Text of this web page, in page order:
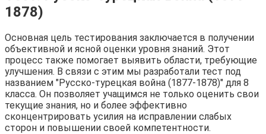
1878)
Основная цель тестирования заключается в получении
объективной и ясной оценки уровня знаний. Этот
процесс также помогает выявить области, требующие
улучшения. В связи с этим мы разработали тест под
названием "Русско-турецкая война (1877-1878)" для 8
класса. Он позволяет учащимся не только оценить свои
текущие знания, но и более эффективно
сконцентрировать усилия на исправлении слабых
сторон и повышении своей компетентности.